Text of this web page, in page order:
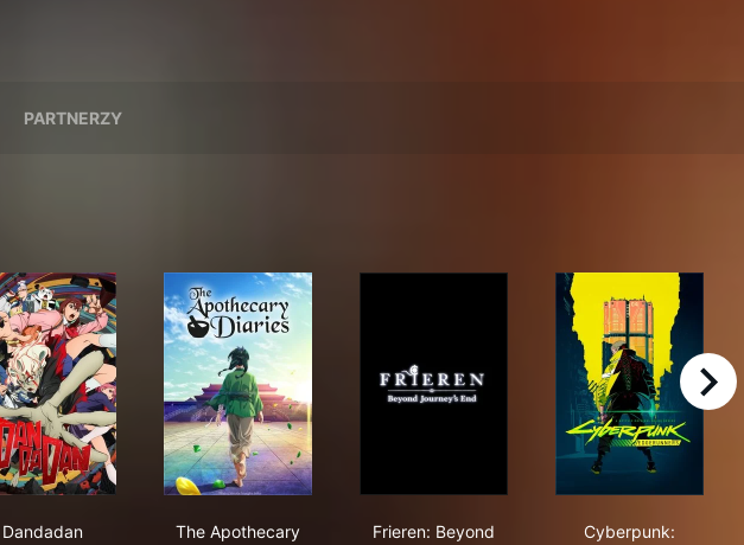
PARTNERZY
Dandadan
The Apothecary
Frieren: Beyond
Cyberpunk:
right